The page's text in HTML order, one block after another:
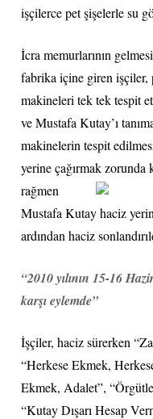
işçilerce pet şişelerle su
İcra memurlarının
fabrika içine giren işçiler,
makineleri tek tek tespit
ve Mustafa Kutay’ı
makinelerin tespit
yerine çağırmak
rağmen
Mustafa Kutay haciz
ardından haciz
“2010 yılının 15-16
karşı eylemde”
İşçiler, haciz sürerken
“Herkese Ekmek,
Ekmek, Adalet”,
“Kutay Dışarı Hesap